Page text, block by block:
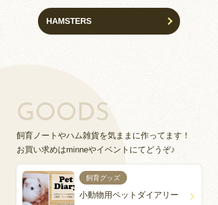
HAMSTERS
GOODS
飼育ノートやハム雑貨を気ままに作ってます！
お買い求めはminneやイベントにてどうぞ♪
飼育グッズ
小動物用ペットダイアリー